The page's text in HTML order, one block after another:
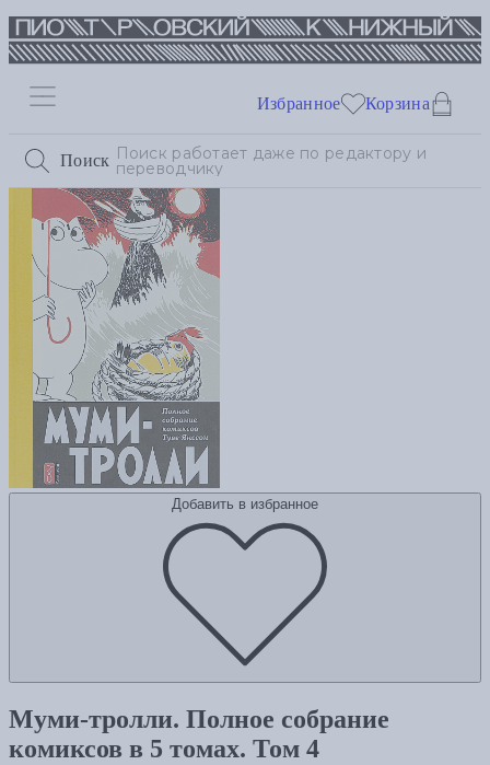
Поиск
Избранное Корзина
Добавить в избранное
Муми-тролли. Полное собрание
комиксов в 5 томах. Том 4